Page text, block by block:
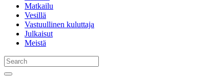
Matkailu
Vesillä
Vastuullinen kuluttaja
Julkaisut
Meistä